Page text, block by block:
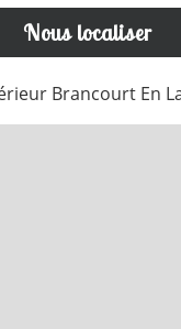
Nous localiser
Brancourt En